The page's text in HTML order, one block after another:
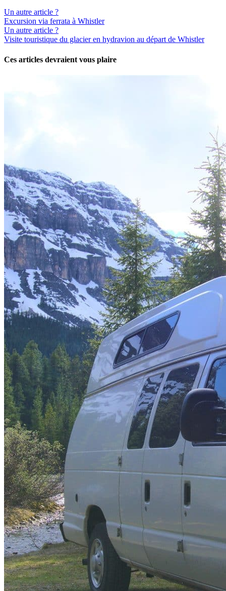
Un autre article ?
Excursion via ferrata à Whistler
Un autre article ?
Visite touristique du glacier en hydravion au départ de Whistler
Ces articles devraient vous plaire